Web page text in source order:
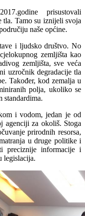
prisustovali
tla. Tamo su iznijeli svoja
naše općine.
i ljudsko društvo. No
zemljišta kao
zemljišta, sve veća
uzročnik degradacije tla
Također, kod zemalja u
polja, ukoliko se
standardima.
i vodom, jedan je od
agenciji za okoliš. Stoga
prirodnih resorsa,
u druge politike i
preciznije informacije i
legislacija.